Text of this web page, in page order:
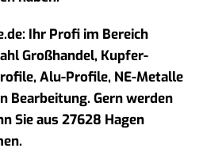
Ihr Profi im Bereich
Großhandel, Kupfer-
Alu-Profile, NE-Metalle
Bearbeitung. Gern werden
Sie aus 27628 Hagen